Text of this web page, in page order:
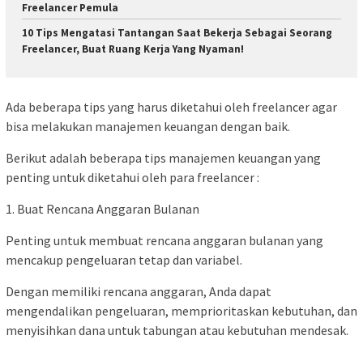
Freelancer Pemula
10 Tips Mengatasi Tantangan Saat Bekerja Sebagai Seorang
Freelancer, Buat Ruang Kerja Yang Nyaman!
Ada beberapa tips yang harus diketahui oleh freelancer agar
bisa melakukan manajemen keuangan dengan baik.
Berikut adalah beberapa tips manajemen keuangan yang
penting untuk diketahui oleh para freelancer :
1. Buat Rencana Anggaran Bulanan
Penting untuk membuat rencana anggaran bulanan yang
mencakup pengeluaran tetap dan variabel.
Dengan memiliki rencana anggaran, Anda dapat
mengendalikan pengeluaran, memprioritaskan kebutuhan, dan
menyisihkan dana untuk tabungan atau kebutuhan mendesak.